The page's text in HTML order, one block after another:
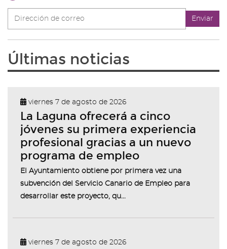
de
Enviar
Últimas noticias
viernes 7 de agosto de 2026
La Laguna ofrecerá a cinco
jóvenes su primera experiencia
profesional gracias a un nuevo
programa de empleo
El Ayuntamiento obtiene por primera vez una
subvención del Servicio Canario de Empleo para
desarrollar este proyecto, qu...
viernes 7 de agosto de 2026